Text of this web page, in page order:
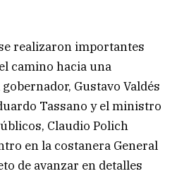
realizaron importantes
camino hacia una
Gustavo Valdés
Tassano y el ministro
Claudio Polich
en la costanera General
de avanzar en detalles